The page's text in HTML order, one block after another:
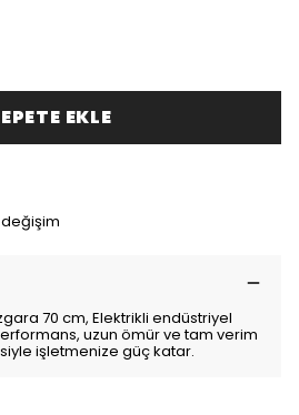
EKLE
70 cm, Elektrikli endüstriyel
uzun ömür ve tam verim
işletmenize güç katar.